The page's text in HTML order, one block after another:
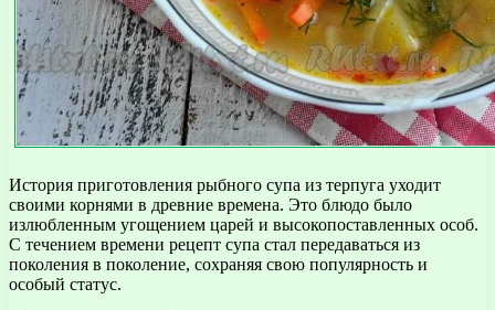
История приготовления рыбного супа из терпуга уходит
своими корнями в древние времена. Это блюдо было
излюбленным угощением царей и высокопоставленных особ.
С течением времени рецепт супа стал передаваться из
поколения в поколение, сохраняя свою популярность и
особый статус.